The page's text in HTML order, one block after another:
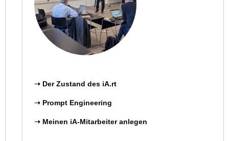
➝ Der Zustand des iA.rt
➝ Prompt Engineering
➝ Meinen iA-Mitarbeiter anlegen